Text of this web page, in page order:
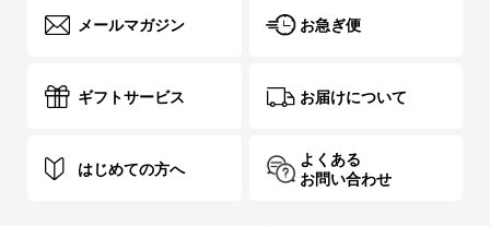
メールマガジン お急ぎ便
ギフトサービス お届けについて
はじめての方へ
よくある
お問い合わせ